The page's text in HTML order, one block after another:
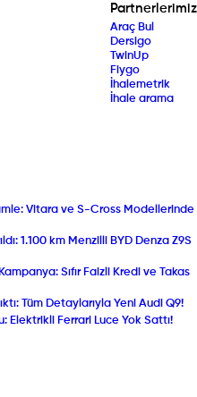
Partnerlerimiz
Araç Bul
Dersigo
TwinUp
Fiygo
İhalemetrik
İhale arama
Vitara ve S-Cross Modellerinde
1.100 km Menzilli BYD Denza Z9S
Sıfır Faizli Kredi ve Takas
Tüm Detaylarıyla Yeni Audi Q9!
Elektrikli Ferrari Luce Yok Sattı!